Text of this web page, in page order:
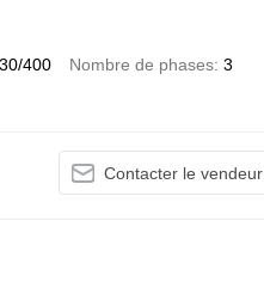
400 Nombre de phases 3
Contacter le vendeur